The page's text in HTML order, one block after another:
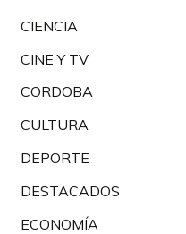
CIENCIA
CINE Y TV
CORDOBA
CULTURA
DEPORTE
DESTACADOS
ECONOMÍA